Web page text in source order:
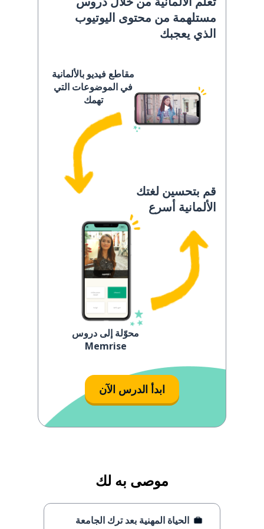
مستلهمة من محتوى اليوتيوب
الذي يعجبك
مقاطع فيديو بالألمانية
في الموضوعات التي
تهمك
قم بتحسين لغتك
الألمانية أسرع
محوّلة إلى دروس
Memrise
ابدأ الدرس الآن
موصى به لك
‏الحياة المهنية بعد ترك الجامعة